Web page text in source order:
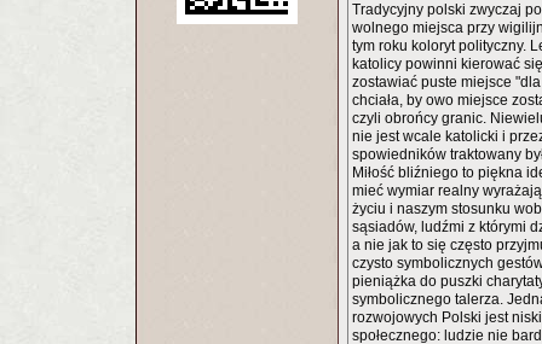
Tradycyjny polski zwyczaj
wolnego miejsca przy
tym roku koloryt polityczny.
katolicy powinni kierować
zostawiać puste miejsce
chciała, by owo miejsce
czyli obrońcy granic.
nie jest wcale katolicki i
spowiedników traktowany
Miłość bliźniego to piękna
mieć wymiar realny
życiu i naszym stosunku
sąsiadów, ludźmi z którymi
a nie jak to się często
czysto symbolicznych
pieniążka do puszki
symbolicznego talerza.
rozwojowych Polski jest
społecznego: ludzie nie